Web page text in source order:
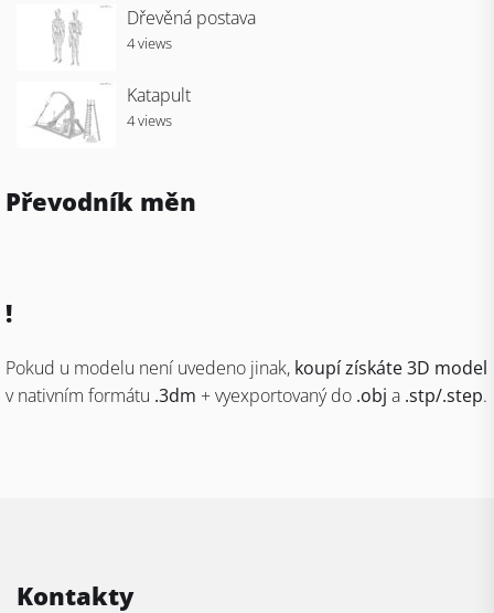
Dřevěná postava
4 views
Katapult
4 views
Převodník měn
!
Pokud u modelu není uvedeno jinak, koupí získáte 3D model
v nativním formátu .3dm + vyexportovaný do .obj a .stp/.step.
Kontakty